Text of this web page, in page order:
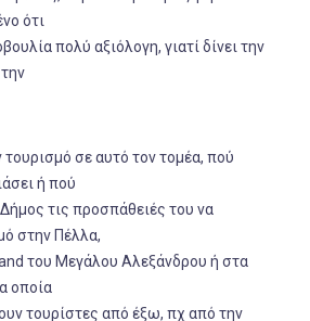
ότι
πολύ αξιόλογη, γιατί δίνει την
σε αυτό τον τομέα, πού
ή πού
τις προσπάθειές του να
στην Πέλλα,
του Μεγάλου Αλεξάνδρου ή στα
οποία
τουρίστες από έξω, πχ από την